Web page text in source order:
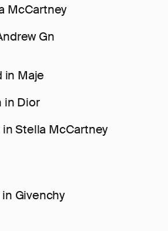
McCartney
Gn
in Maje
in Dior
Stella McCartney
Givenchy